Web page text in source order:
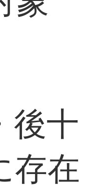
後十
存在